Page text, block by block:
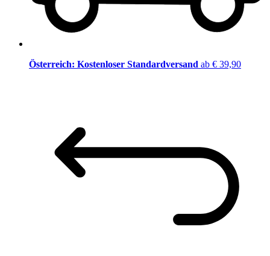
Österreich: Kostenloser Standardversand ab € 39,90